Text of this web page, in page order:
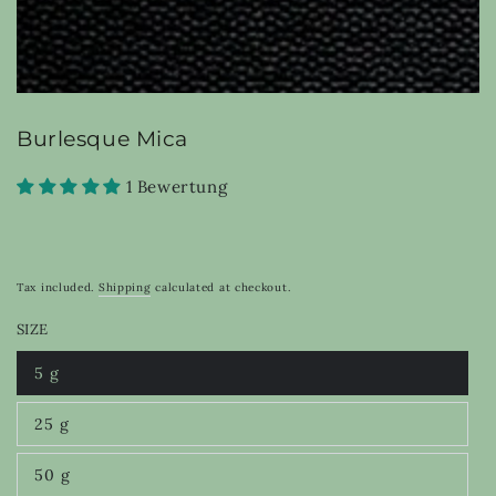
Burlesque Mica
1 Bewertung
Tax included. Shipping calculated at checkout.
SIZE
5 g
Variant
sold
or
unavailable
25 g
Variant
sold
or
50 g
Variant